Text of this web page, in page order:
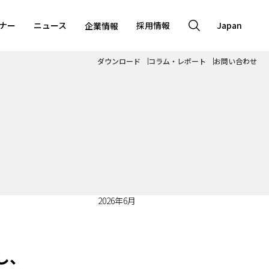
ー ニュース 企業情報 採用情報 Japan
ダウンロード コラム・レポート お問い合わせ
2026年6月